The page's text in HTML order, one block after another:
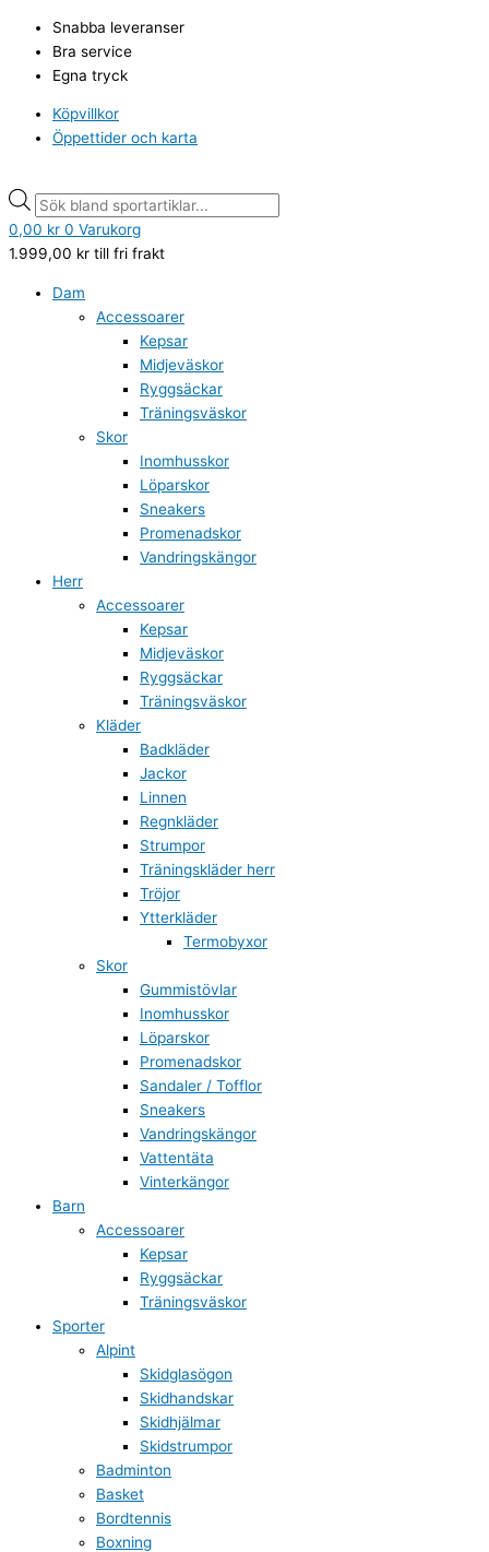
innehåll
Snabba leveranser
Bra service
Egna tryck
Köpvillkor
Öppettider och karta
search
0,00 kr 0 Varukorg
1.999,00 kr till fri frakt
Dam
Accessoarer
Kepsar
Midjeväskor
Ryggsäckar
Träningsväskor
Skor
Inomhusskor
Löparskor
Sneakers
Promenadskor
Vandringskängor
Herr
Accessoarer
Kepsar
Midjeväskor
Ryggsäckar
Träningsväskor
Kläder
Badkläder
Jackor
Linnen
Regnkläder
Strumpor
Träningskläder herr
Tröjor
Ytterkläder
Termobyxor
Skor
Gummistövlar
Inomhusskor
Löparskor
Promenadskor
Sandaler / Tofflor
Sneakers
Vandringskängor
Vattentäta
Vinterkängor
Barn
Accessoarer
Kepsar
Ryggsäckar
Träningsväskor
Sporter
Alpint
Skidglasögon
Skidhandskar
Skidhjälmar
Skidstrumpor
Badminton
Basket
Bordtennis
Boxning
search
charge
cross
back